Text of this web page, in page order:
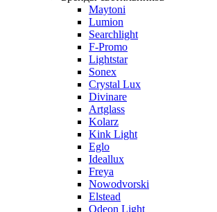
Maytoni
Lumion
Searchlight
F-Promo
Lightstar
Sonex
Crystal Lux
Divinare
Artglass
Kolarz
Kink Light
Eglo
Ideallux
Freya
Nowodvorski
Elstead
Odeon Light